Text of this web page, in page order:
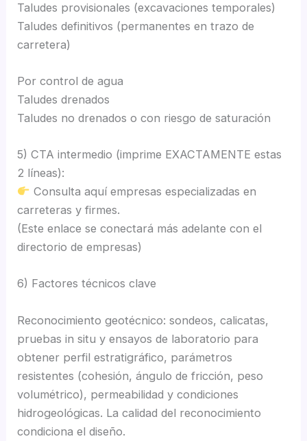
Taludes provisionales (excavaciones temporales)
Taludes definitivos (permanentes en trazo de
carretera)
Por control de agua
Taludes drenados
Taludes no drenados o con riesgo de saturación
5) CTA intermedio (imprime EXACTAMENTE estas
2 líneas):
Consulta aquí empresas especializadas en
carreteras y firmes.
(Este enlace se conectará más adelante con el
directorio de empresas)
6) Factores técnicos clave
Reconocimiento geotécnico: sondeos, calicatas,
pruebas in situ y ensayos de laboratorio para
obtener perfil estratigráfico, parámetros
resistentes (cohesión, ángulo de fricción, peso
volumétrico), permeabilidad y condiciones
hidrogeológicas. La calidad del reconocimiento
condiciona el diseño.